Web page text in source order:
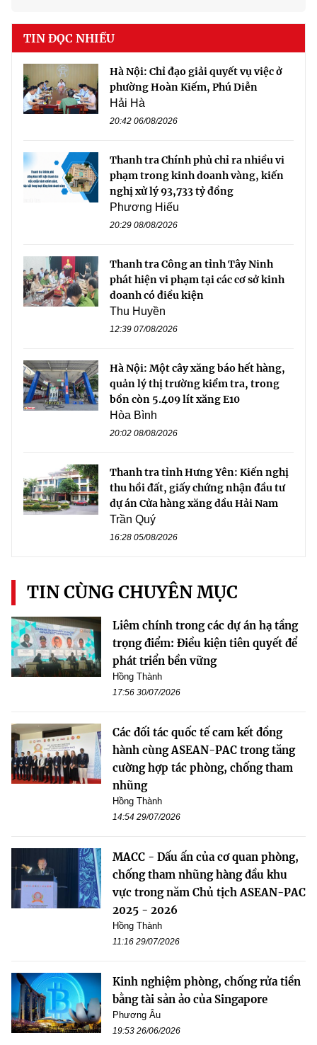
TIN ĐỌC NHIỀU
Hà Nội: Chỉ đạo giải quyết vụ việc ở
phường Hoàn Kiếm, Phú Diễn
Hải Hà
20:42 06/08/2026
Thanh tra Chính phủ chỉ ra nhiều vi
phạm trong kinh doanh vàng, kiến
nghị xử lý 93,733 tỷ đồng
Phương Hiếu
20:29 08/08/2026
Thanh tra Công an tỉnh Tây Ninh
phát hiện vi phạm tại các cơ sở kinh
doanh có điều kiện
Thu Huyền
12:39 07/08/2026
Hà Nội: Một cây xăng báo hết hàng,
quản lý thị trường kiểm tra, trong
bồn còn 5.409 lít xăng E10
Hòa Bình
20:02 08/08/2026
Thanh tra tỉnh Hưng Yên: Kiến nghị
thu hồi đất, giấy chứng nhận đầu tư
dự án Cửa hàng xăng dầu Hải Nam
Trần Quý
16:28 05/08/2026
TIN CÙNG CHUYÊN MỤC
Liêm chính trong các dự án hạ tầng
trọng điểm: Điều kiện tiên quyết để
phát triển bền vững
Hồng Thành
17:56 30/07/2026
Các đối tác quốc tế cam kết đồng
hành cùng ASEAN-PAC trong tăng
cường hợp tác phòng, chống tham
nhũng
Hồng Thành
14:54 29/07/2026
MACC - Dấu ấn của cơ quan phòng,
chống tham nhũng hàng đầu khu
vực trong năm Chủ tịch ASEAN-PAC
2025 - 2026
Hồng Thành
11:16 29/07/2026
Kinh nghiệm phòng, chống rửa tiền
bằng tài sản ảo của Singapore
Phương Âu
19:53 26/06/2026